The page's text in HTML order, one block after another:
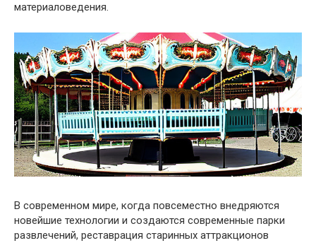
материаловедения.
В современном мире, когда повсеместно внедряются
новейшие технологии и создаются современные парки
развлечений, реставрация старинных аттракционов